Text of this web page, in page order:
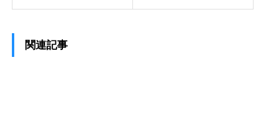
関連記事